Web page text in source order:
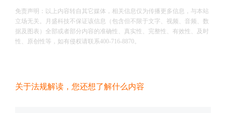
免责声明：以上内容转自其它媒体，相关信息仅为传播更多信息，与本站
立场无关。月盛科技不保证该信息（包含但不限于文字、视频、音频、数
据及图表）全部或者部分内容的准确性、真实性、完整性、有效性、及时
性、原创性等，如有侵权请联系400-716-8870。
关于法规解读，您还想了解什么内容